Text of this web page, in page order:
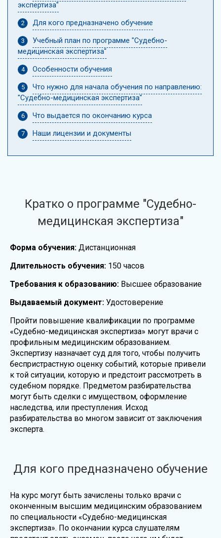
экспертиза"
Для кого предназначено обучение
Учебный план по программе "Судебно-
медицинская экспертиза"
Особенности обучения
Что нужно для начала обучения по направлению:
"Судебно-медицинская экспертиза"
Что выдается по окончанию курса
Наши лицензии и документы
Кратко о программе "Судебно-
медицинская экспертиза"
Форма обучения: Дистанционная
Длительность обучения: 150 часов
Требования к образованию: Высшее образование
Выдаваемый документ: Удостоверение
Пройти повышение квалификации по программе
«Судебно-медицинская экспертиза» могут врачи с
профильным медицинским образованием.
Экспертизу назначает суд для того, чтобы получить
беспристрастную оценку событий, которые привели
к той ситуации, которую и предстоит рассмотреть в
судебном порядке. Предметом разбирательства
могут быть сделки с имуществом, оформление
наследства, или преступления. Исход
разбирательства во многом зависит от заключения
эксперта.
Для кого предназначено обучение
На курс могут быть зачислены только врачи с
оконченным высшим медицинским образованием
по специальности «Судебно-медицинская
экспертиза». По окончании курса слушателям